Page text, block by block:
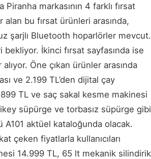
markasının 4 farklı fırsat
bu fırsat ürünleri arasında,
şarjlı Bluetooth hoparlörler mevcut.
bekliyor. İkinci fırsat sayfasında ise
Öne çıkan ürünler arasında
ve 2.199 TL’den dijital çay
TL ve saç sakal kesme makinesi
süpürge ve torbasız süpürge gibi
aktüel kataloğunda olacak.
çeken fiyatlarla kullanıcıları
14.999 TL, 65 lt mekanik silindirik